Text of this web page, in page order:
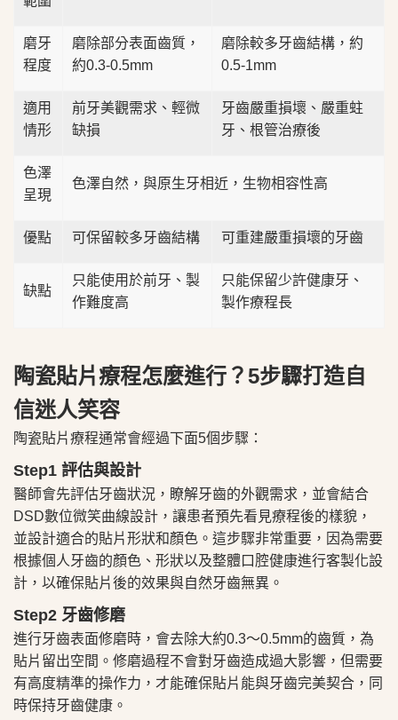
磨牙
程度
磨除部分表面齒質，
約0.3-0.5mm
磨除較多牙齒結構，約
0.5-1mm
適用
情形
前牙美觀需求、輕微
缺損
牙齒嚴重損壞、嚴重蛀
牙、根管治療後
色澤
呈現
色澤自然，與原生牙相近，生物相容性高
優點 可保留較多牙齒結構 可重建嚴重損壞的牙齒
缺點
只能使用於前牙、製
作難度高
只能保留少許健康牙、
製作療程長
陶瓷貼片療程怎麼進行？5步驟打造自
信迷人笑容
陶瓷貼片療程通常會經過下面5個步驟：
Step1 評估與設計
醫師會先評估牙齒狀況，瞭解牙齒的外觀需求，並會結合
DSD數位微笑曲線設計，讓患者預先看見療程後的樣貌，
並設計適合的貼片形狀和顏色。這步驟非常重要，因為需要
根據個人牙齒的顏色、形狀以及整體口腔健康進行客製化設
計，以確保貼片後的效果與自然牙齒無異。
Step2 牙齒修磨
進行牙齒表面修磨時，會去除大約0.3～0.5mm的齒質，為
貼片留出空間。修磨過程不會對牙齒造成過大影響，但需要
有高度精準的操作力，才能確保貼片能與牙齒完美契合，同
時保持牙齒健康。